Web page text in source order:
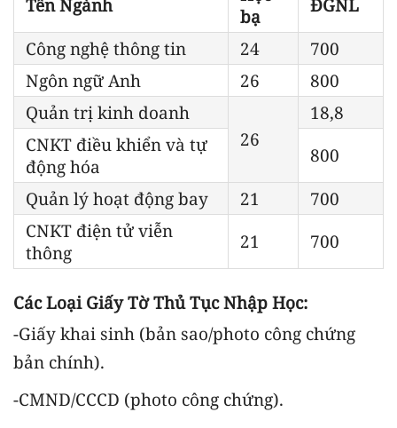
Tên Ngành
bạ
ĐGNL
Công nghệ thông tin
24
700
Ngôn ngữ Anh
26
800
Quản trị kinh doanh
26
18,8
CNKT điều khiển và tự
động hóa
800
Quản lý hoạt động bay
21
700
CNKT điện tử viễn
thông
21 700
Các Loại Giấy Tờ Thủ Tục Nhập Học:
-Giấy khai sinh (bản sao/photo công chứng
bản chính).
-CMND/CCCD (photo công chứng).